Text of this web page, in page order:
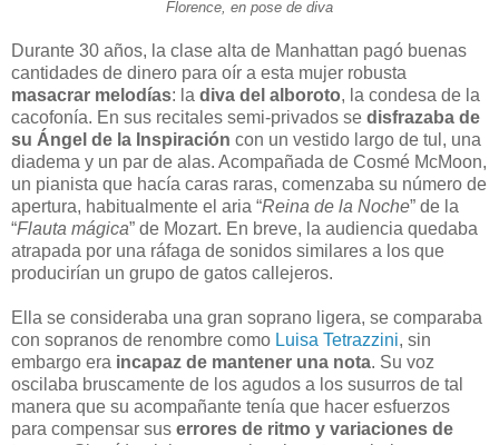
Florence, en pose de diva
Durante 30 años, la clase alta de Manhattan pagó buenas
cantidades de dinero para oír a esta mujer robusta
masacrar melodías: la diva del alboroto, la condesa de la
cacofonía. En sus recitales semi-privados se disfrazaba de
su Ángel de la Inspiración con un vestido largo de tul, una
diadema y un par de alas. Acompañada de Cosmé McMoon,
un pianista que hacía caras raras, comenzaba su número de
apertura, habitualmente el aria “Reina de la Noche” de la
“Flauta mágica” de Mozart. En breve, la audiencia quedaba
atrapada por una ráfaga de sonidos similares a los que
producirían un grupo de gatos callejeros.
Ella se consideraba una gran soprano ligera, se comparaba
con sopranos de renombre como Luisa Tetrazzini, sin
embargo era incapaz de mantener una nota. Su voz
oscilaba bruscamente de los agudos a los susurros de tal
manera que su acompañante tenía que hacer esfuerzos
para compensar sus errores de ritmo y variaciones de